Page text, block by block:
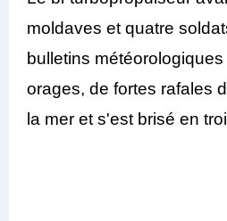
moldaves et quatre
bulletins
orages, de fortes rafales
la mer et s'est brisé en